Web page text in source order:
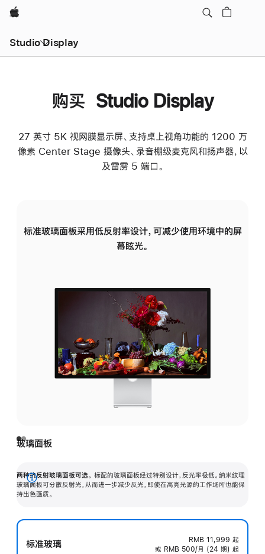
Apple
Studio Display
购买 Studio Display
27 英寸 5K 视网膜显示屏、支持桌上视角功能的 1200 万
像素 Center Stage 摄像头、录音棚级麦克风和扬声器，以
及雷雳 5 端口。
标准玻璃面板采用低反射率设计，可减少使用环境中的屏
幕眩光。
玻璃面板
两种抗反射玻璃面板可选。 标配的玻璃面板经过特别设计，反光率极低。纳米纹理
玻璃面板可分散反射光，从而进一步减少反光，即使在高亮光源的工作场所也能保
持出色画质。
展
开
标准玻璃 RMB 11,999 起
或 RMB 500/月 (24 期) 起